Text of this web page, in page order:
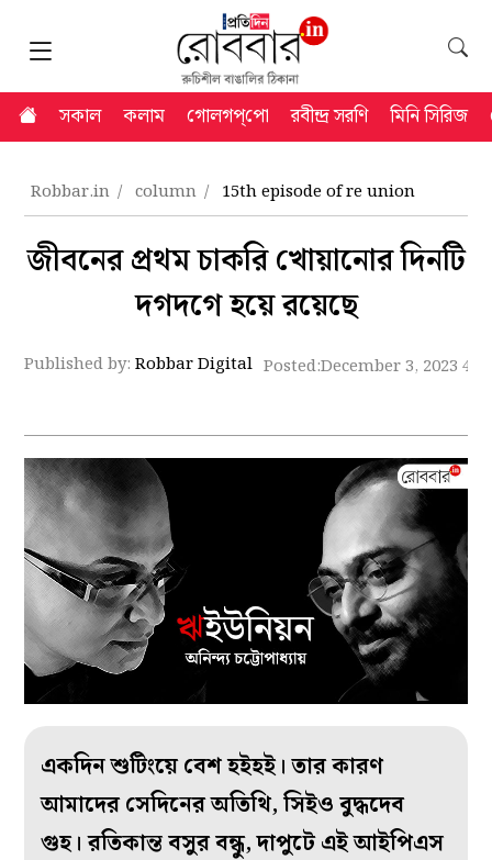
সকাল কলাম গোলগপ্‌পো রবীন্দ্র সরণি মিনি সিরিজ
Robbar.in column 15th episode of re union
জীবনের প্রথম চাকরি খোয়ানোর দিনটি
দগদগে হয়ে রয়েছে
Published by:Robbar Digital Posted:December 3, 2023
একদিন শুটিংয়ে বেশ হইহই। তার কারণ
আমাদের সেদিনের অতিথি, সিইও বুদ্ধদেব
গুহ। রতিকান্ত বসুর বন্ধু, দাপুটে এই আইপিএস